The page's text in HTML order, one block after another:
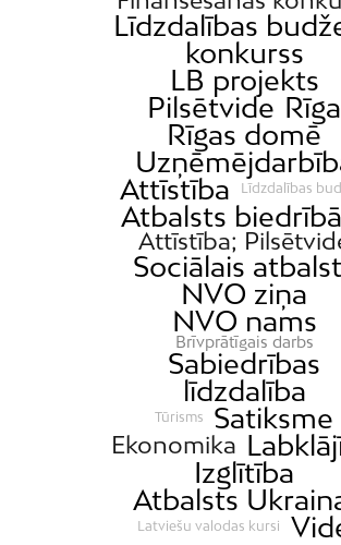
Līdzdalības
konkurss
LB projekts
Pilsētvide Rīga
Rīgas domē
Attīstība
Līdzdalības
Atbalsts
Attīstība;
Sociālais
NVO ziņa
NVO nams
Brīvprātīgais darbs
Sabiedrības
līdzdalība
Tūrisms Satiksme
Ekonomika
Izglītība
Atbalsts
Latviešu valodas kursi